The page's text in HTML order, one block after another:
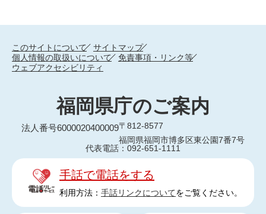
このサイトについて
サイトマップ
個人情報の取扱いについて
免責事項・リンク等
ウェブアクセシビリティ
福岡県庁のご案内
法人番号6000020400009〒812-8577
福岡県福岡市博多区東公園7番7号
代表電話：092-651-1111
手話で電話をする
利用方法： 手話リンクについてをご覧ください。